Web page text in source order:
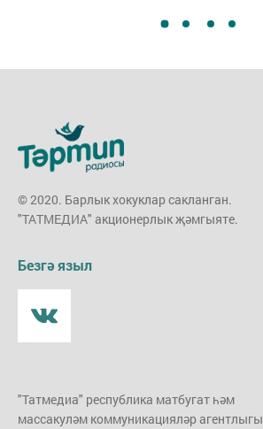
© 2020. Барлык хокуклар сакланган.
"ТАТМЕДИА" акционерлык җәмгыяте.
"Татмедиа" республика матбугат һәм
массакуләм коммуникацияләр агентлыгы
Безгә языл